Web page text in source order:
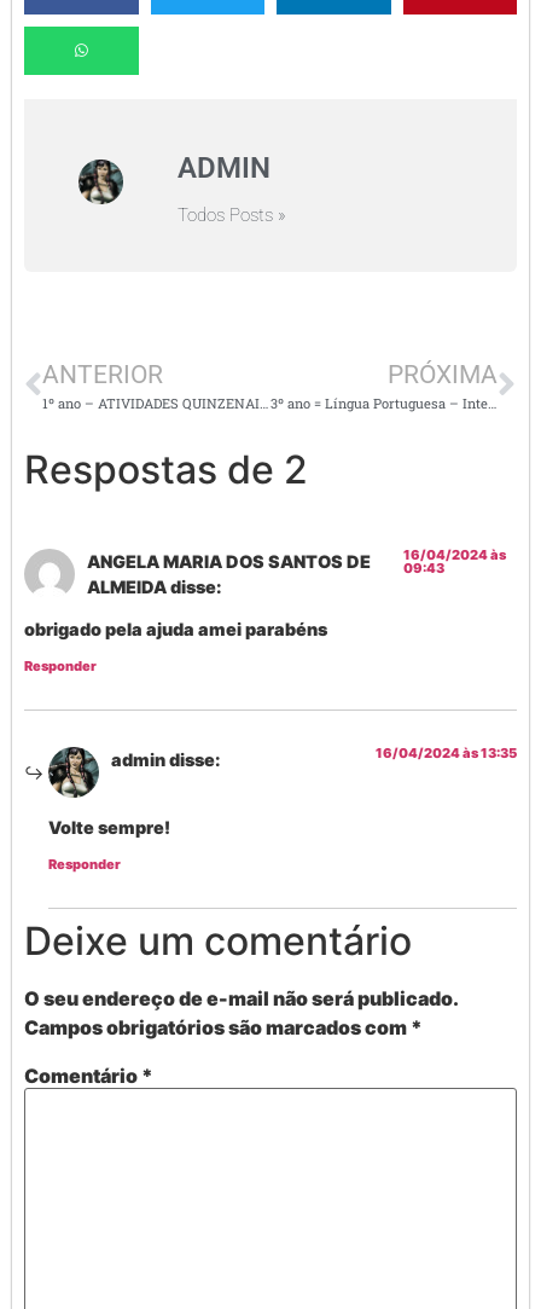
ADMIN
Todos Posts »
ANTERIOR
1º ano – ATIVIDADES QUINZENAIS: Língua portuguesa, matemática,
PRÓXIMA
3º ano = Língua Portuguesa – Interpretação de textos de gêneros variados.
Respostas de 2
ANGELA MARIA DOS SANTOS DE
ALMEIDAdisse:
16/04/2024 às
09:43
obrigado pela ajuda amei parabéns
Responder
admindisse: 16/04/2024 às 13:35
Volte sempre!
Responder
Deixe um comentário
O seu endereço de e-mail não será publicado.
Campos obrigatórios são marcados com *
Comentário *